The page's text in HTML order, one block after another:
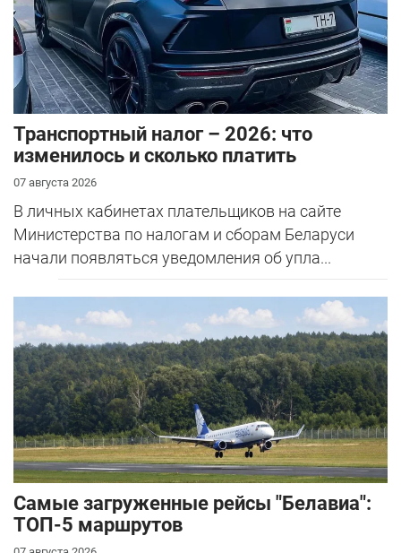
Транспортный налог – 2026: что
изменилось и сколько платить
07 августа 2026
В личных кабинетах плательщиков на сайте
Министерства по налогам и сборам Беларуси
начали появляться уведомления об упла...
Самые загруженные рейсы "Белавиа":
ТОП-5 маршрутов